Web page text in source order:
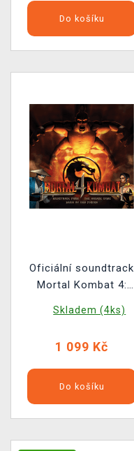
Do košíku
Oficiální soundtrack
Mortal Kombat 4:
Arcade Game na LP
Skladem (4ks)
1 099 Kč
Do košíku